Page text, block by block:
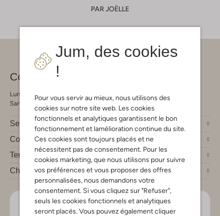
Jum, des cookies
!
Pour vous servir au mieux, nous utilisons des
cookies sur notre site web. Les cookies
fonctionnels et analytiques garantissent le bon
fonctionnement et lamélioration continue du site.
Ces cookies sont toujours placés et ne
nécessitent pas de consentement. Pour les
cookies marketing, que nous utilisons pour suivre
vos préférences et vous proposer des offres
personnalisées, nous demandons votre
consentement. Si vous cliquez sur "Refuser",
seuls les cookies fonctionnels et analytiques
seront placés. Vous pouvez également cliquer
PAR JOËLLE
Contact
Lundi - Vendredi 09:00 - 21:00 heures
Samedi 09:00 - 17:00 heures
Service clients
Compte
Tendances mode
Chez Omoda
Soyez le premier!